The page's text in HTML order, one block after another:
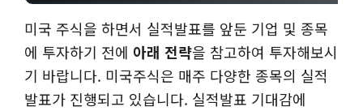
미국 주식을 하면서 실적발표를 앞둔 기업 및 종목
에 투자하기 전에 아래 전략을 참고하여 투자해보시
기 바랍니다. 미국주식은 매주 다양한 종목의 실적
발표가 진행되고 있습니다. 실적발표 기대감에